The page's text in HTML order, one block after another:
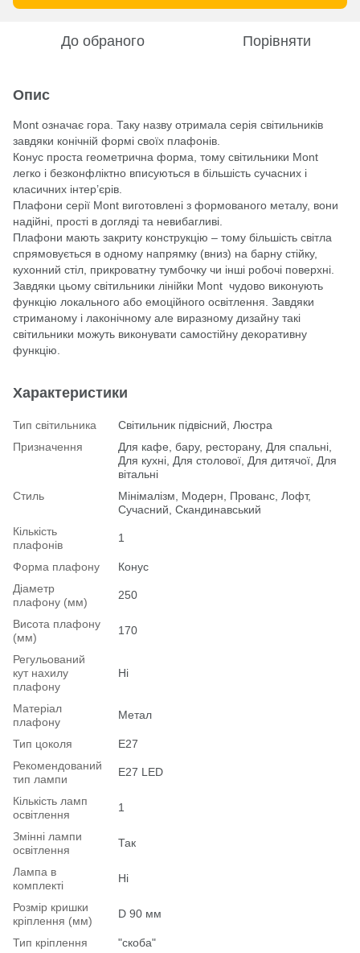
До обраного Порівняти
Опис
Mont означає гора. Таку назву отримала серія світильників
завдяки конічній формі своїх плафонів.
Конус проста геометрична форма, тому світильники Mont
легко і безконфліктно вписуються в більшість сучасних і
класичних інтер’єрів.
Плафони серії Mont виготовлені з формованого металу, вони
надійні, прості в догляді та невибагливі.
Плафони мають закриту конструкцію – тому більшість світла
спрямовується в одному напрямку (вниз) на барну стійку,
кухонний стіл, прикроватну тумбочку чи інші робочі поверхні.
Завдяки цьому світильники лінійки Mont чудово виконують
функцію локального або емоційного освітлення. Завдяки
стриманому і лаконічному але виразному дизайну такі
світильники можуть виконувати самостійну декоративну
функцію.
Характеристики
Тип світильника
Світильник підвісний, Люстра
Призначення
Для кафе, бару, ресторану, Для спальні,
Для кухні, Для столової, Для дитячої, Для
вітальні
Стиль
Мінімалізм, Модерн, Прованс, Лофт,
Сучасний, Скандинавський
Кількість
плафонів
1
Форма плафону
Конус
Діаметр
плафону (мм)
250
Висота плафону
(мм)
170
Регульований
кут нахилу
плафону
Ні
Матеріал
плафону
Метал
Тип цоколя
E27
Рекомендований
тип лампи
Е27 LED
Кількість ламп
освітлення
1
Змінні лампи
освітлення
Так
Лампа в
комплекті
Ні
Розмір кришки
кріплення (мм)
D 90 мм
Тип кріплення
"скоба"